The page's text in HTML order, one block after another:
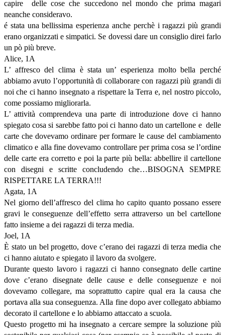
capire delle cose che succedono nel mondo che prima magari
neanche consideravo.
é stata una bellissima esperienza anche perchè i ragazzi più grandi
erano organizzati e simpatici. Se dovessi dare un consiglio direi farlo
un pò più breve.
Alice, 1A
L’ affresco del clima è stata un’ esperienza molto bella perché
abbiamo avuto l’opportunità di collaborare con ragazzi più grandi di
noi che ci hanno insegnato a rispettare la Terra e, nel nostro piccolo,
come possiamo migliorarla.
L’ attività comprendeva una parte di introduzione dove ci hanno
spiegato cosa si sarebbe fatto poi ci hanno dato un cartellone e delle
carte che dovevamo ordinare per formare le cause del cambiamento
climatico e alla fine dovevamo controllare per prima cosa se l’ordine
delle carte era corretto e poi la parte più bella: abbellire il cartellone
con disegni e scritte concludendo che…BISOGNA SEMPRE
RISPETTARE LA TERRA!!!
Agata, 1A
Nel giorno dell’affresco del clima ho capito quanto possano essere
gravi le conseguenze dell’effetto serra attraverso un bel cartellone
fatto insieme a dei ragazzi di terza media.
Joel, 1A
È stato un bel progetto, dove c’erano dei ragazzi di terza media che
ci hanno aiutato e spiegato il lavoro da svolgere.
Durante questo lavoro i ragazzi ci hanno consegnato delle cartine
dove c’erano disegnate delle cause e delle conseguenze e noi
dovevamo collegare, ma soprattutto capire qual era la causa che
portava alla sua conseguenza. Alla fine dopo aver collegato abbiamo
decorato il cartellone e lo abbiamo attaccato a scuola.
Questo progetto mi ha insegnato a cercare sempre la soluzione più